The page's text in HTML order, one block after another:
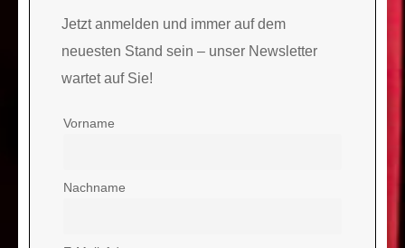
Jetzt anmelden und immer auf dem
neuesten Stand sein – unser Newsletter
wartet auf Sie!
Vorname
Nachname